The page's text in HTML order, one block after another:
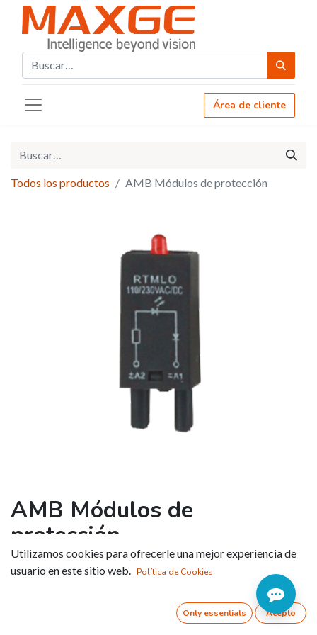
Área de cliente
Todos los productos AMB Módulos de protección
AMB Módulos de
protección
Referencia:AMB1123
Utilizamos cookies para ofrecerle una mejor experiencia de
usuario en este sitio web. Política de Cookies
Only essentials Acepto